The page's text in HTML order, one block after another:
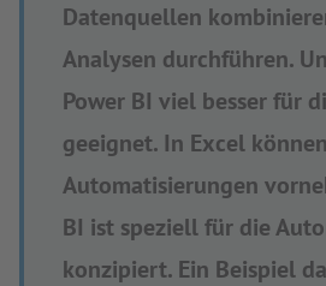
Datenquellen
Analysen durchführen.
Power BI viel besser für
geeignet. In Excel
Automatisierungen
BI ist speziell für die
konzipiert. Ein Beispiel